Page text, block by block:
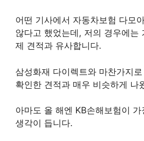
어떤 기사에서 자동차보험 다모
않다고 했었는데, 저의 경우에는
제 견적과 유사합니다.
삼성화재 다이렉트와 마찬가지
확인한 견적과 매우 비슷하게 나
아마도 올 해엔 KB손해보험이
생각이 듭니다.